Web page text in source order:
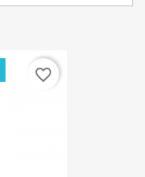
favorite_border